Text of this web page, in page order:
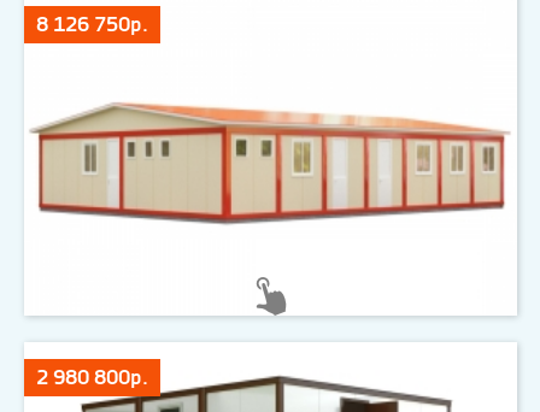
8 126 750р.
2 980 800р.